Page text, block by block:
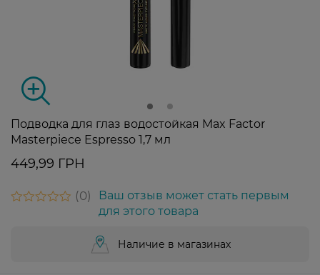
Подводка для глаз водостойкая Max Factor
Masterpiece Espresso 1,7 мл
449,99 ГРН
0
Ваш отзыв может стать первым
для этого товара
Наличие в магазинах